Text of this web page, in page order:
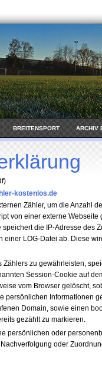
BREITENSPORT ARCHIV
kostenlos.de
Zähler, um die Anzahl
von einer externe Webseite
speichert die IP-Adresse des
einer LOG-Datei ab. Diese
Zählers zu gewährleisten,
Session-Cookie auf
vom Browser gelöscht,
persönlichen Informationen
Domain, sowie einen
gezählt zu markieren.
persönlichen oder
oder